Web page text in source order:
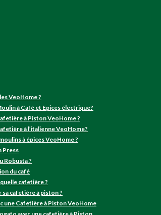
VeoHome ?
à Café et Epices électrique?
à Piston VeoHome ?
à l’italienne VeoHome?
à épices VeoHome ?
Press
Robusta ?
du café
cafetière ?
cafetière à piston ?
une Cafetière à Piston VeoHome